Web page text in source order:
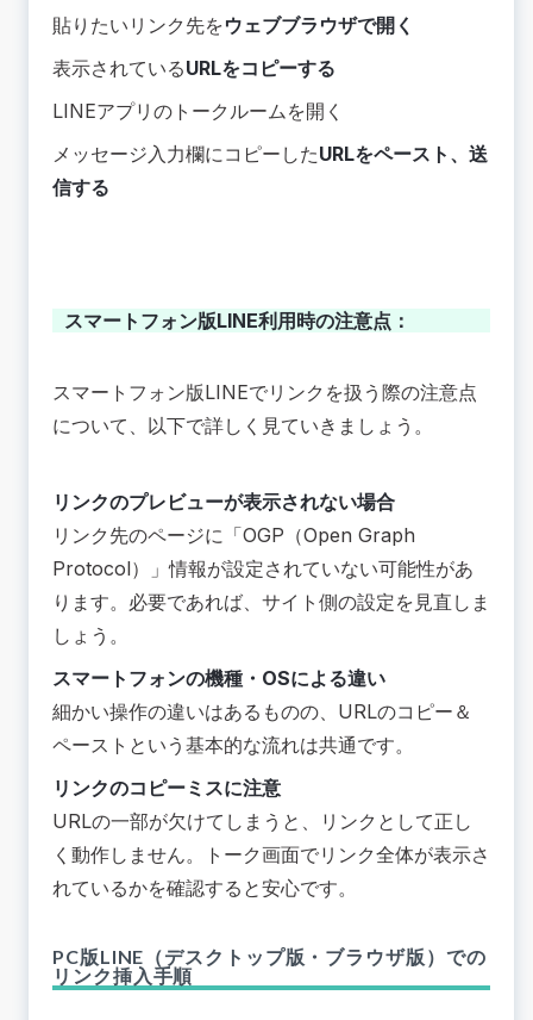
貼りたいリンク先をウェブブラウザで開く
表示されているURLをコピーする
LINEアプリのトークルームを開く
メッセージ入力欄にコピーしたURLをペースト、送
信する
スマートフォン版LINE利用時の注意点：
スマートフォン版LINEでリンクを扱う際の注意点
について、以下で詳しく見ていきましょう。
リンクのプレビューが表示されない場合
リンク先のページに「OGP（Open Graph
Protocol）」情報が設定されていない可能性があ
ります。必要であれば、サイト側の設定を見直しま
しょう。
スマートフォンの機種・OSによる違い
細かい操作の違いはあるものの、URLのコピー＆
ペーストという基本的な流れは共通です。
リンクのコピーミスに注意
URLの一部が欠けてしまうと、リンクとして正し
く動作しません。トーク画面でリンク全体が表示さ
れているかを確認すると安心です。
PC版LINE（デスクトップ版・ブラウザ版）での
リンク挿入手順